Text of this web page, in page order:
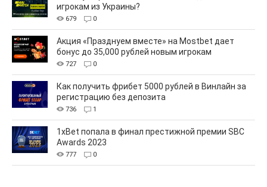
игрокам из Украины?
679 0
Акция «Празднуем вместе» на Mostbet дает
бонус до 35,000 рублей новым игрокам
727 0
Как получить фрибет 5000 рублей в Винлайн за
регистрацию без депозита
736 1
1xBet попала в финал престижной премии SBC
Awards 2023
777 0